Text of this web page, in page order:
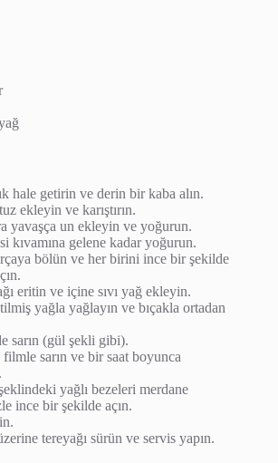
hale getirin ve derin bir kaba alın.
ekleyin ve karıştırın.
yavaşça un ekleyin ve yoğurun.
kıvamına gelene kadar yoğurun.
bölün ve her birini ince bir şekilde
eritin ve içine sıvı yağ ekleyin.
yağla yağlayın ve bıçakla ortadan
sarın (gül şekli gibi).
sarın ve bir saat boyunca
yağlı bezeleri merdane
ince bir şekilde açın.
tereyağı sürün ve servis yapın.